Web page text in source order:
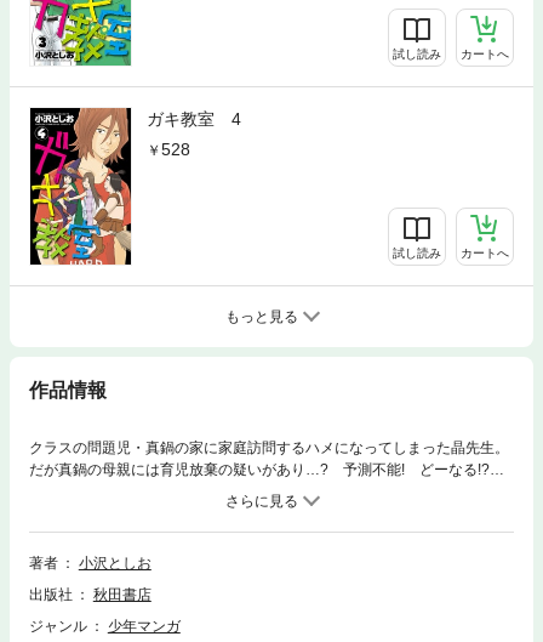
試し読み カートへ
ガキ教室 4
528
試し読み カートへ
もっと見る
作品情報
クラスの問題児・真鍋の家に家庭訪問するハメになってしまった晶先生。
だが真鍋の母親には育児放棄の疑いがあり…? 予測不能! どーなる!?
チャラ教師VSモンスターペアレンツ!!
著者
小沢としお
出版社
秋田書店
ジャンル
少年マンガ